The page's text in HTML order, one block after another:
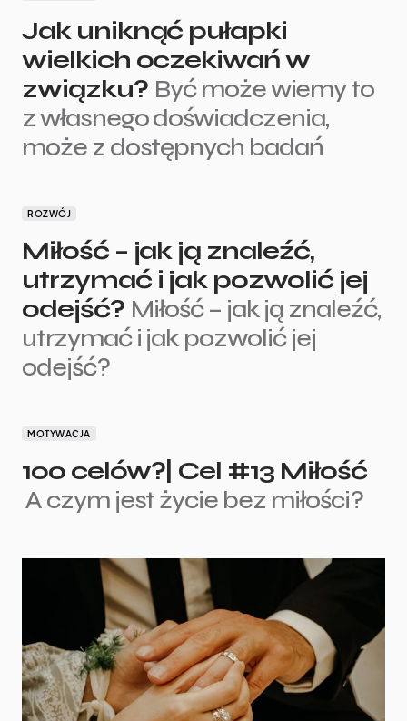
Jak uniknąć pułapki
wielkich oczekiwań w
związku? Być może wiemy to
z własnego doświadczenia,
może z dostępnych badań
ROZWÓJ
Miłość – jak ją znaleźć,
utrzymać i jak pozwolić jej
odejść? Miłość – jak ją znaleźć,
utrzymać i jak pozwolić jej
odejść?
MOTYWACJA
100 celów?| Cel #13 Miłość
A czym jest życie bez miłości?